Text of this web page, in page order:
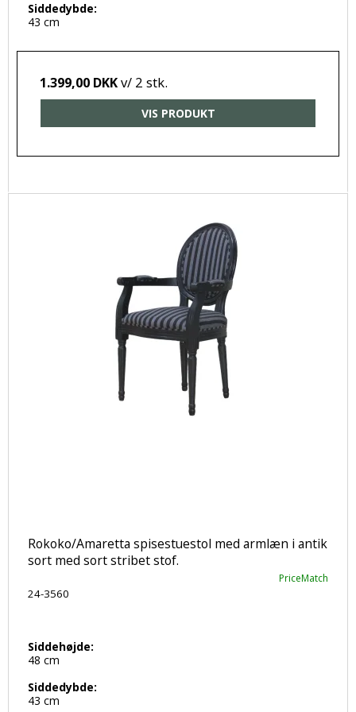
Siddedybde:
43 cm
1.399,00 DKKv/ 2 stk.
VIS PRODUKT
Rokoko/Amaretta spisestuestol med armlæn i antik
sort med sort stribet stof.
PriceMatch
24-3560
Siddehøjde:
48 cm
Siddedybde:
43 cm